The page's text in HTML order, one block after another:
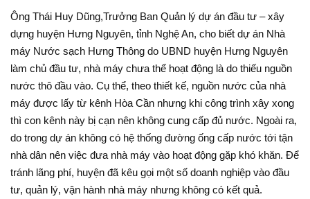
Ông Thái Huy Dũng,Trưởng Ban Quản lý dự án đầu tư – xây
dựng huyện Hưng Nguyên, tỉnh Nghệ An, cho biết dự án Nhà
máy Nước sạch Hưng Thông do UBND huyện Hưng Nguyên
làm chủ đầu tư, nhà máy chưa thể hoạt động là do thiếu nguồn
nước thô đầu vào. Cụ thể, theo thiết kế, nguồn nước của nhà
máy được lấy từ kênh Hòa Cần nhưng khi công trình xây xong
thì con kênh này bị cạn nên không cung cấp đủ nước. Ngoài ra,
do trong dự án không có hệ thống đường ống cấp nước tới tận
nhà dân nên việc đưa nhà máy vào hoạt động gặp khó khăn. Để
tránh lãng phí, huyện đã kêu gọi một số doanh nghiệp vào đầu
tư, quản lý, vận hành nhà máy nhưng không có kết quả.